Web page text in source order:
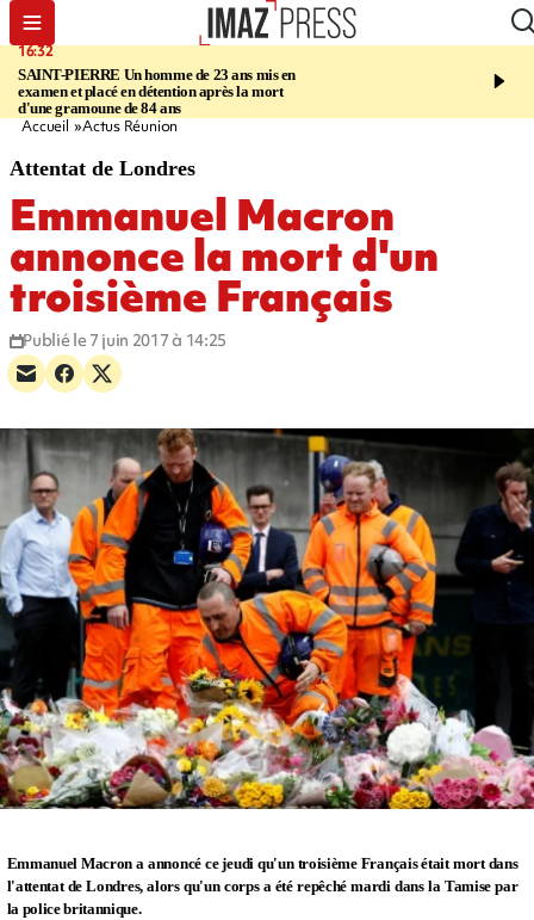
16:32
SAINT-PIERRE Un homme de 23 ans mis en
examen et placé en détention après la mort
d'une gramoune de 84 ans
21:08
Arabie saoudite,
scellent un pacte de défense
Accueil Actus Réunion
Attentat de Londres
Emmanuel Macron
annonce la mort d'un
troisième Français
Publié le 7 juin 2017 à 14:25
Emmanuel Macron a annoncé ce jeudi qu'un troisième Français était mort dans
l'attentat de Londres, alors qu'un corps a été repêché mardi dans la Tamise par
la police britannique.